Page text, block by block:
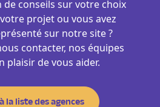
de conseils sur votre choix
projet ou vous avez
sur notre site ?
contacter, nos équipes
plaisir de vous aider.
la liste des agences